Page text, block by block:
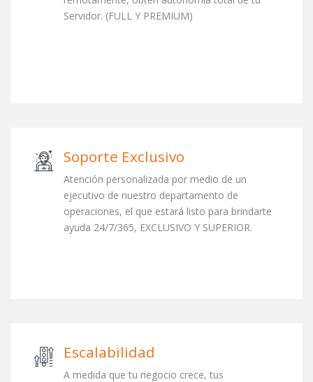
Servidor. (FULL Y PREMIUM)
Soporte Exclusivo
Atención personalizada por medio de un
ejecutivo de nuestro departamento de
operaciones, el que estará listo para brindarte
ayuda 24/7/365, EXCLUSIVO Y SUPERIOR.
Escalabilidad
A medida que tu negocio crece, tus